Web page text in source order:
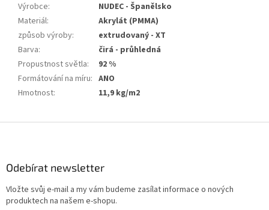
Výrobce:
NUDEC - Španělsko
Materiál:
Akrylát (PMMA)
způsob výroby:
extrudovaný - XT
Barva:
čirá - průhledná
Propustnost světla:
92 %
Formátování na míru: ANO
Hmotnost: 11,9 kg/m2
Odebírat newsletter
Vložte svůj e-mail a my vám budeme zasílat informace o nových
produktech na našem e-shopu.